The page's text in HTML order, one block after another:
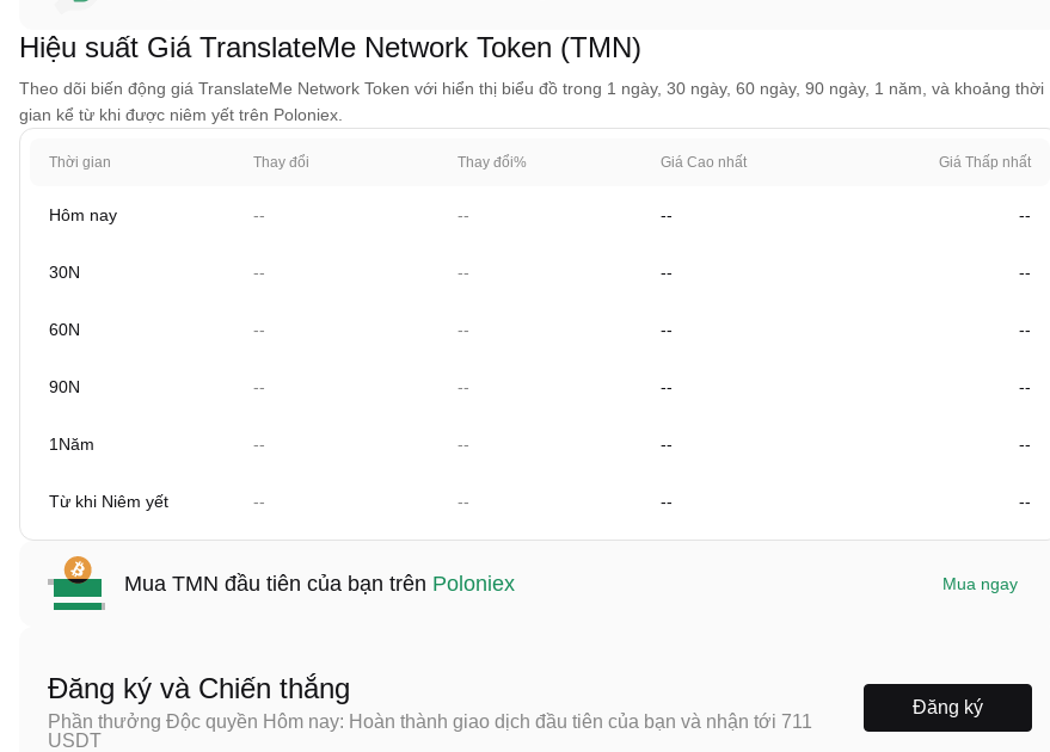
Hiệu suất Giá TranslateMe Network Token (TMN)
Theo dõi biến động giá TranslateMe Network Token với hiển thị biểu đồ trong 1 ngày, 30 ngày, 60 ngày, 90 ngày, 1 năm, và khoảng thời
gian kể từ khi được niêm yết trên Poloniex.
Thời gian Thay đổi Thay đổi% Giá Cao nhất Giá Thấp nhất
Hôm nay -- -- -- --
30N -- -- -- --
60N -- -- -- --
90N -- -- -- --
1Năm -- -- -- --
Từ khi Niêm yết -- -- -- --
Mua TMN đầu tiên của bạn trên Poloniex Mua ngay
Đăng ký và Chiến thắng
Phần thưởng Độc quyền Hôm nay: Hoàn thành giao dịch đầu tiên của bạn và nhận tới 711
USDT
Đăng ký